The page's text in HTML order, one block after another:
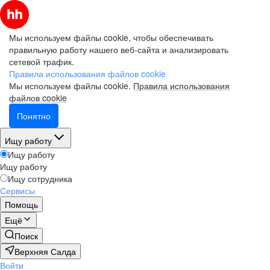
Мы используем файлы cookie, чтобы обеспечивать
правильную работу нашего веб-сайта и анализировать
сетевой трафик.
Правила использования файлов cookie
Мы используем файлы cookie. Правила использования
файлов cookie
Понятно
Ищу работу
Ищу работу
Ищу работу
Ищу сотрудника
Сервисы
Помощь
Ещё
Поиск
Верхняя Салда
Войти